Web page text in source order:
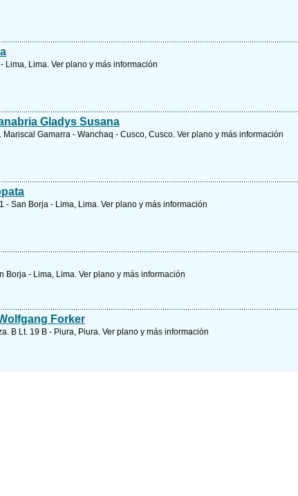
Lima, Lima. Ver plano y más información
Gladys Susana
Mariscal Gamarra - Wanchaq - Cusco, Cusco. Ver plano y más información
- San Borja - Lima, Lima. Ver plano y más información
Borja - Lima, Lima. Ver plano y más información
Forker
B Lt. 19 B - Piura, Piura. Ver plano y más información